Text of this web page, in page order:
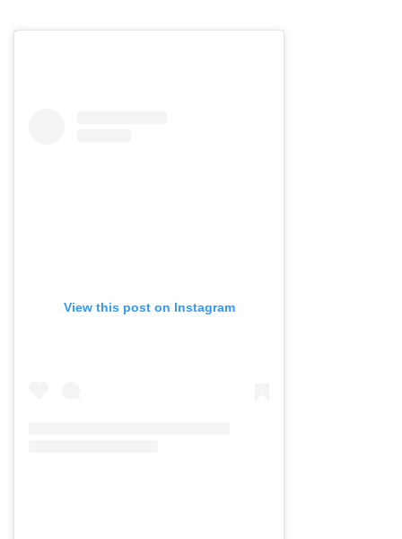
View this post on Instagram